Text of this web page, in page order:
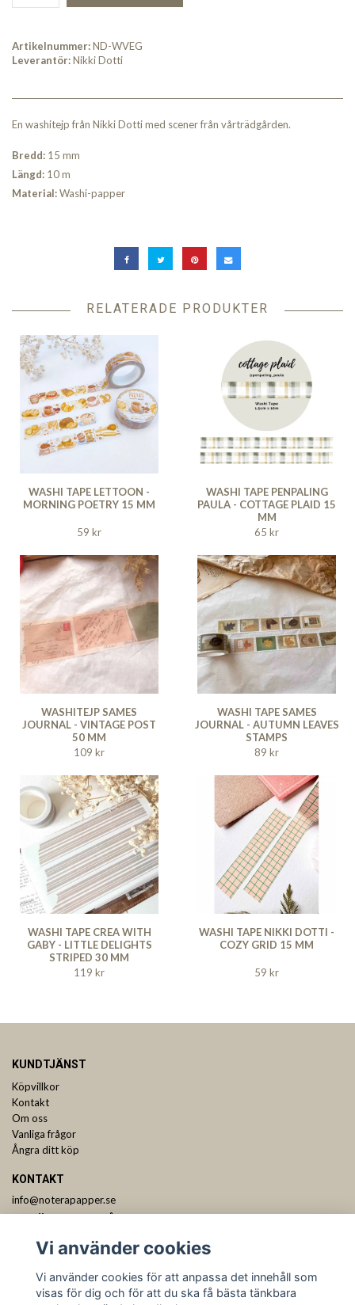
Artikelnummer:ND-WVEG
Leverantör:Nikki Dotti
En washitejp från Nikki Dotti med scener från vårträdgården.
Bredd: 15 mm
Längd: 10 m
Material:Washi-papper
RELATERADE PRODUKTER
WASHI TAPE LETTOON -
MORNING POETRY 15 MM
59 kr
WASHI TAPE PENPALING
PAULA - COTTAGE PLAID 15
MM
65 kr
WASHITEJP SAMES
JOURNAL - VINTAGE POST
50 MM
109 kr
WASHI TAPE SAMES
JOURNAL - AUTUMN LEAVES
STAMPS
89 kr
WASHI TAPE CREA WITH
GABY - LITTLE DELIGHTS
STRIPED 30 MM
119 kr
WASHI TAPE NIKKI DOTTI -
COZY GRID 15 MM
59 kr
KUNDTJÄNST
Köpvillkor
Kontakt
Om oss
Vanliga frågor
Ångra ditt köp
KONTAKT
info@noterapapper.se
Vi använder cookies
Vi använder cookies för att anpassa det innehåll som
visas för dig och för att du ska få bästa tänkbara